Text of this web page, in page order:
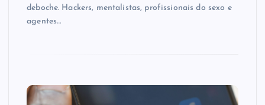
deboche. Hackers, mentalistas, profissionais do sexo e
agentes…